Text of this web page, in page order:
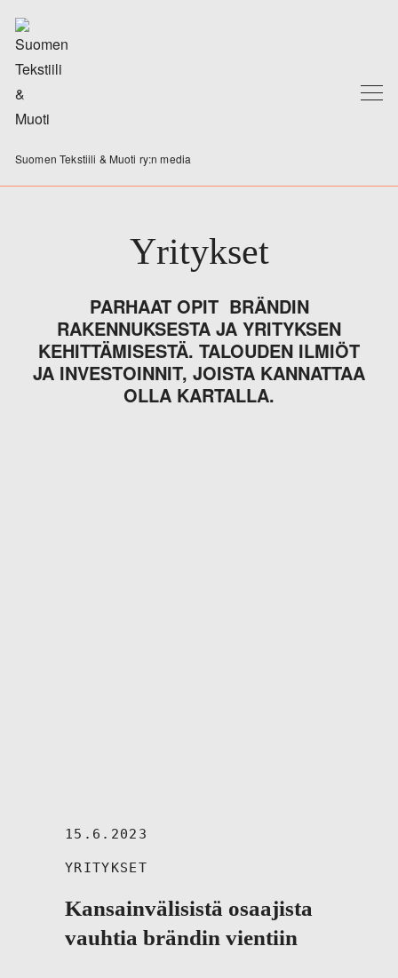
Suomen Tekstiili & Muoti ry:n media
Yritykset
PARHAAT OPIT BRÄNDIN
RAKENNUKSESTA JA YRITYKSEN
KEHITTÄMISESTÄ. TALOUDEN ILMIÖT
JA INVESTOINNIT, JOISTA KANNATTAA
OLLA KARTALLA.
15.6.2023
YRITYKSET
Kansainvälisistä osaajista
vauhtia brändin vientiin